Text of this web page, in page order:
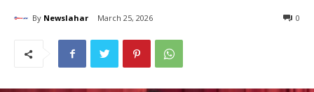
By Newslahar March 25, 2026 0